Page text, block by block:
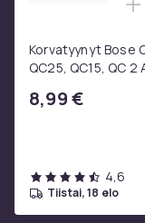
Korvatyynyt Bose
QC25, QC15, QC 2
SoundLink Black
8,99 €
4,6
tiistai, 18 elo